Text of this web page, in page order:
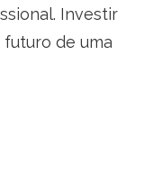
Investir
de uma